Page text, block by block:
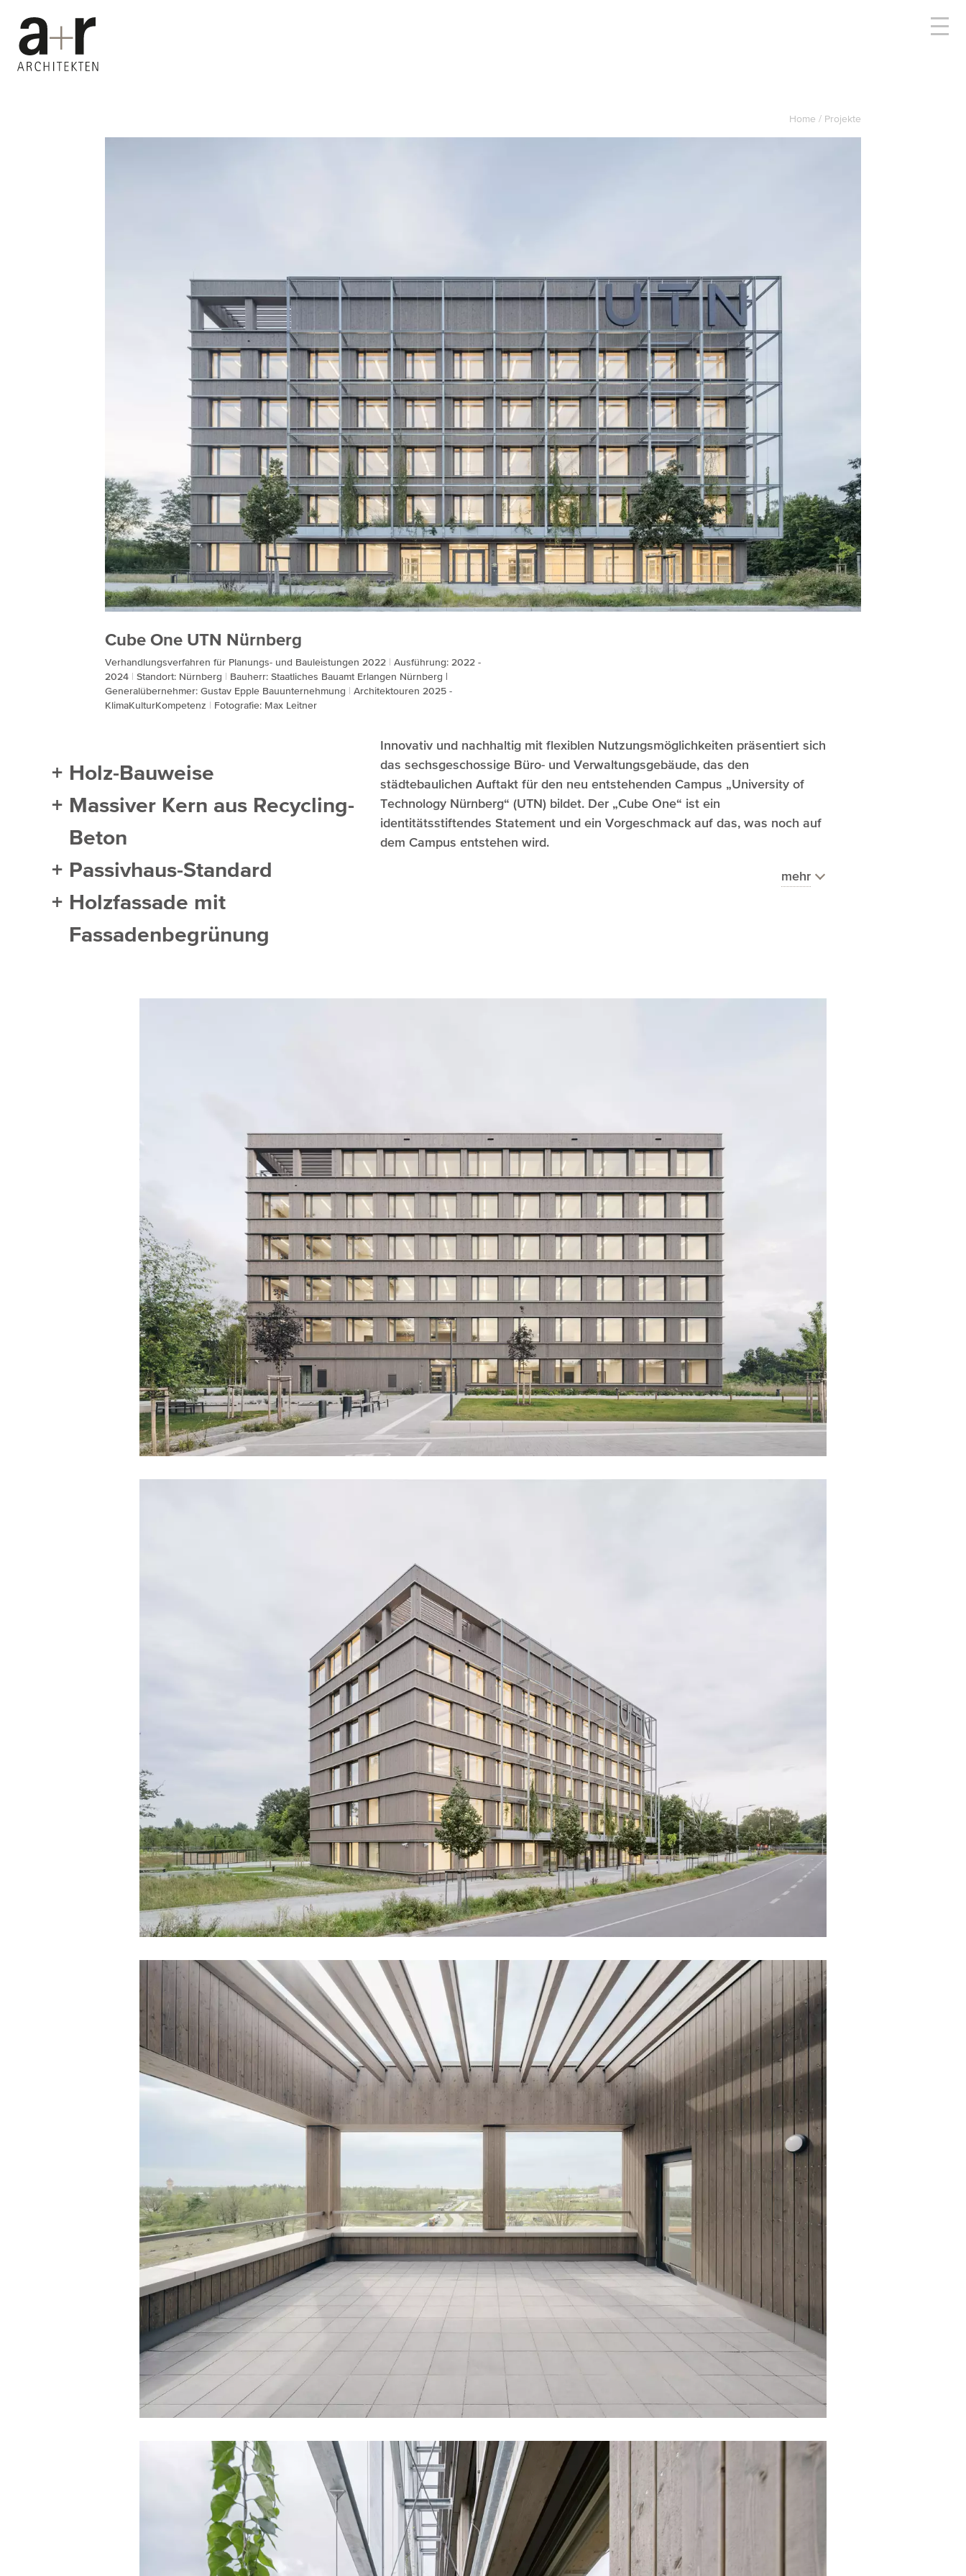
Home Projekte
Cube One UTN Nürnberg
Verhandlungsverfahren für Planungs- und Bauleistungen 2022
Ausführung: 2022 -
2024
Standort: Nürnberg
Bauherr: Staatliches Bauamt Erlangen Nürnberg |
Generalübernehmer: Gustav Epple Bauunternehmung
Architektouren 2025 -
KlimaKulturKompetenz
Fotografie: Max Leitner
Holz-Bauweise
Massiver Kern aus Recycling-
Beton
Passivhaus-Standard
Holzfassade mit
Fassadenbegrünung
Innovativ und nachhaltig mit flexiblen Nutzungsmöglichkeiten präsentiert sich
das sechsgeschossige Büro- und Verwaltungsgebäude, das den
städtebaulichen Auftakt für den neu entstehenden Campus „University of
Technology Nürnberg“ (UTN) bildet. Der „Cube One“ ist ein
identitätsstiftendes Statement und ein Vorgeschmack auf das, was noch auf
dem Campus entstehen wird.
mehr